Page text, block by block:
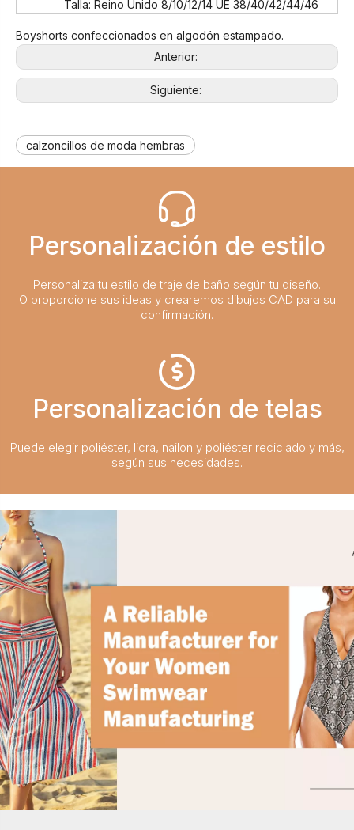
Talla: Reino Unido 8/10/12/14 UE 38/40/42/44/46
Boyshorts confeccionados en algodón estampado.
Anterior:
Siguiente:
calzoncillos de moda hembras
Personalización de estilo
Personaliza tu estilo de traje de baño según tu diseño.
O proporcione sus ideas y crearemos dibujos CAD para su
confirmación.
Personalización de telas
Puede elegir poliéster, licra, nailon y poliéster reciclado y más,
según sus necesidades.